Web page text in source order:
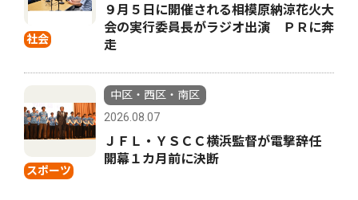
社会
９月５日に開催される相模原納涼花火大
会の実行委員長がラジオ出演 ＰＲに奔
走
スポーツ
中区・西区・南区
2026.08.07
ＪＦＬ・ＹＳＣＣ横浜監督が電撃辞任
開幕１カ月前に決断